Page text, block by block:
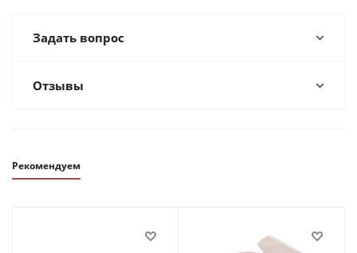
Задать вопрос
Отзывы
Рекомендуем